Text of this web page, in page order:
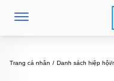
Trang cá nhân Danh sách hiệp